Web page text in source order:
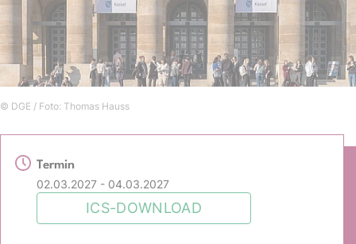
© DGE / Foto: Thomas Hauss
Termin
02.03.2027 - 04.03.2027
ICS-DOWNLOAD